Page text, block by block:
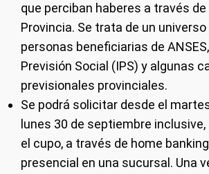
que perciban haberes a través de
Provincia. Se trata de un universo
personas beneficiarias de
Previsión Social (IPS) y algunas
previsionales provinciales.
Se podrá solicitar desde el
lunes 30 de septiembre
el cupo, a través de home
presencial en una sucursal. Una